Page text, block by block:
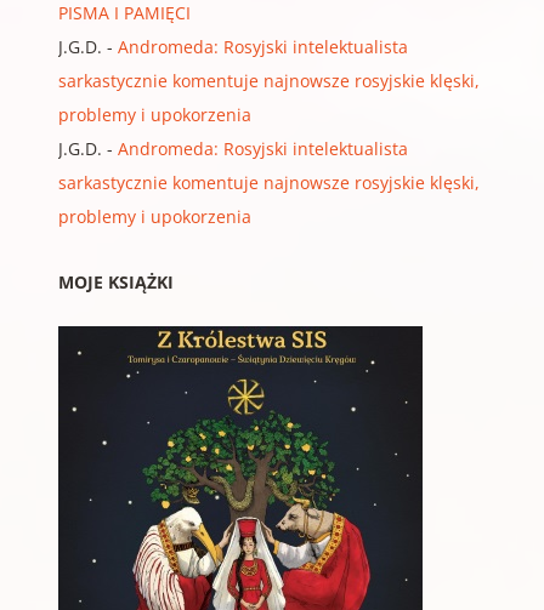
PISMA I PAMIĘCI
J.G.D. - Andromeda: Rosyjski intelektualista
sarkastycznie komentuje najnowsze rosyjskie klęski,
problemy i upokorzenia
J.G.D. - Andromeda: Rosyjski intelektualista
sarkastycznie komentuje najnowsze rosyjskie klęski,
problemy i upokorzenia
MOJE KSIĄŻKI